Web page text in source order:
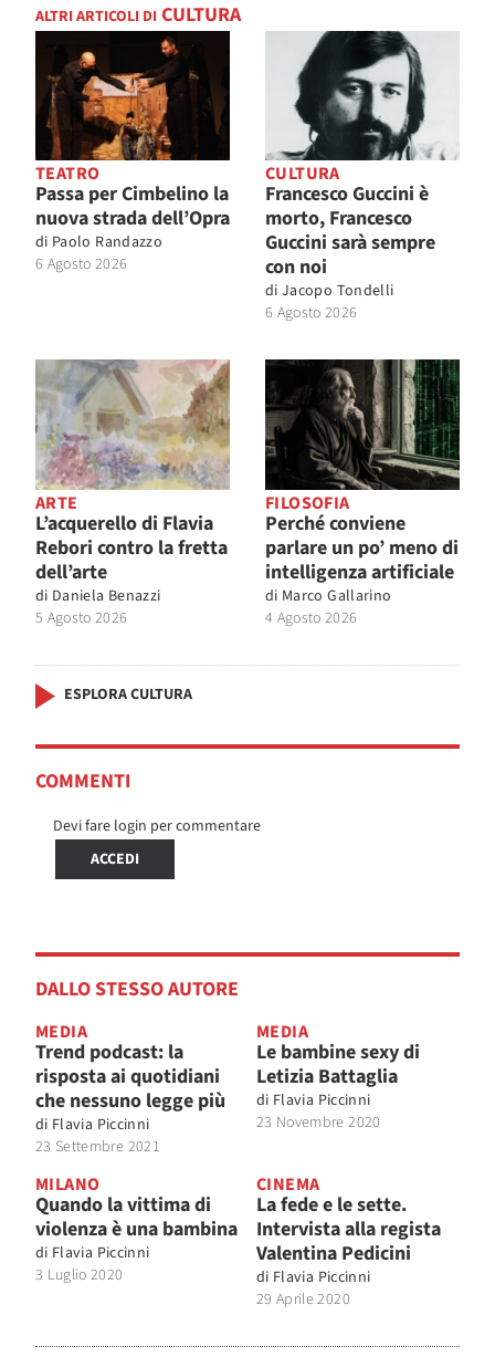
ALTRI ARTICOLI DI CULTURA
TEATRO
Passa per Cimbelino la
nuova strada dell’Opra
di Paolo Randazzo
6 Agosto 2026
CULTURA
Francesco Guccini è
morto, Francesco
Guccini sarà sempre
con noi
di Jacopo Tondelli
6 Agosto 2026
ARTE
L’acquerello di Flavia
Rebori contro la fretta
dell’arte
di Daniela Benazzi
5 Agosto 2026
FILOSOFIA
Perché conviene
parlare un po’ meno di
intelligenza artificiale
di Marco Gallarino
4 Agosto 2026
ESPLORA CULTURA
COMMENTI
Devi fare login per commentare
ACCEDI
DALLO STESSO AUTORE
MEDIA
Trend podcast: la
risposta ai quotidiani
che nessuno legge più
di Flavia Piccinni
23 Settembre 2021
MEDIA
Le bambine sexy di
Letizia Battaglia
di Flavia Piccinni
23 Novembre 2020
MILANO
Quando la vittima di
violenza è una bambina
di Flavia Piccinni
3 Luglio 2020
CINEMA
La fede e le sette.
Intervista alla regista
Valentina Pedicini
di Flavia Piccinni
29 Aprile 2020